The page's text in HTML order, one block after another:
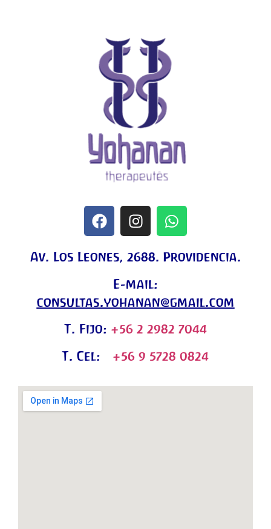
Av. Los Leones, 2688. Providencia.
E-mail:
consultas.yohanan@gmail.com
T. Fijo: +56 2 2982 7044
T. Cel: +56 9 5728 0824